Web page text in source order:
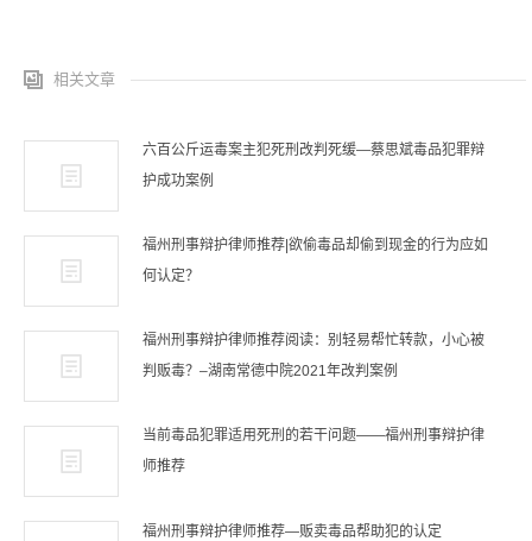
相关文章
六百公斤运毒案主犯死刑改判死缓—蔡思斌毒品犯罪辩
护成功案例
福州刑事辩护律师推荐|欲偷毒品却偷到现金的行为应如
何认定？
福州刑事辩护律师推荐阅读：别轻易帮忙转款，小心被
判贩毒？–湖南常德中院2021年改判案例
当前毒品犯罪适用死刑的若干问题——福州刑事辩护律
师推荐
福州刑事辩护律师推荐—贩卖毒品帮助犯的认定